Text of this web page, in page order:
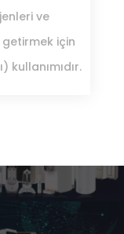
ve
için
kullanımıdır.